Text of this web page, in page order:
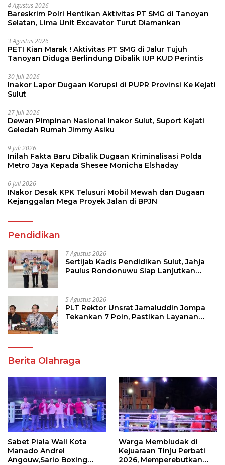
4 Agustus 2026
Bareskrim Polri Hentikan Aktivitas PT SMG di Tanoyan
Selatan, Lima Unit Excavator Turut Diamankan
3 Agustus 2026
PETI Kian Marak ! Aktivitas PT SMG di Jalur Tujuh
Tanoyan Diduga Berlindung Dibalik IUP KUD Perintis
30 Juli 2026
Inakor Lapor Dugaan Korupsi di PUPR Provinsi Ke Kejati
Sulut
27 Juli 2026
Dewan Pimpinan Nasional Inakor Sulut, Suport Kejati
Geledah Rumah Jimmy Asiku
9 Juli 2026
Inilah Fakta Baru Dibalik Dugaan Kriminalisasi Polda
Metro Jaya Kepada Shesee Monicha Elshaday
6 Juli 2026
INakor Desak KPK Telusuri Mobil Mewah dan Dugaan
Kejanggalan Mega Proyek Jalan di BPJN
Pendidikan
7 Agustus 2026
Sertijab Kadis Pendidikan Sulut, Jahja
Paulus Rondonuwu Siap Lanjutkan
5 Agustus 2026
PLT Rektor Unsrat Jamaluddin Jompa
Tekankan 7 Poin, Pastikan Layanan
Berita Olahraga
Sabet Piala Wali Kota
Manado Andrei
Angouw,Sario Boxing
Warga Membludak di
Kejuaraan Tinju Perbati
2026, Memperebutkan